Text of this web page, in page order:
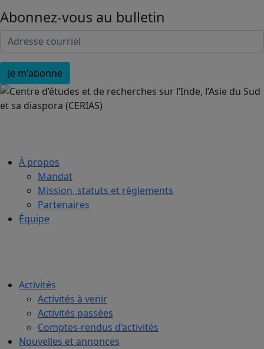
Abonnez-vous au bulletin
À propos
Mandat
Mission, statuts et règlements
Partenaires
Équipe
Activités
Activités à venir
Activités passées
Comptes-rendus d’activités
Nouvelles et annonces